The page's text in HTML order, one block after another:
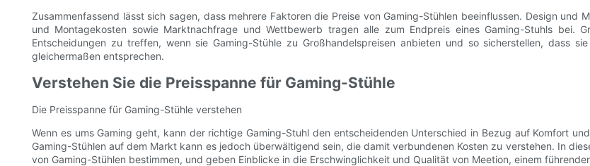
Zusammenfassend lässt sich sagen, dass mehrere Faktoren die Preise von Gaming-Stühlen beeinflussen. Design und
und Montagekosten sowie Marktnachfrage und Wettbewerb tragen alle zum Endpreis eines Gaming-Stuhls bei.
Entscheidungen zu treffen, wenn sie Gaming-Stühle zu Großhandelspreisen anbieten und so sicherstellen, dass
gleichermaßen entsprechen.
Verstehen Sie die Preisspanne für Gaming-Stühle
Die Preisspanne für Gaming-Stühle verstehen
Wenn es ums Gaming geht, kann der richtige Gaming-Stuhl den entscheidenden Unterschied in Bezug auf Komfort
Gaming-Stühlen auf dem Markt kann es jedoch überwältigend sein, die damit verbundenen Kosten zu verstehen. In
von Gaming-Stühlen bestimmen, und geben Einblicke in die Erschwinglichkeit und Qualität von Meetion, einem